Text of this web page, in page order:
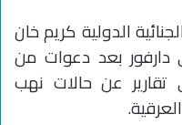
الدولية كريم خان
دارفور بعد دعوات من
عن حالات نهب